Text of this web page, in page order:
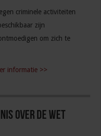
criminele activiteiten
zijn
om zich te
informatie >>
over de Wet